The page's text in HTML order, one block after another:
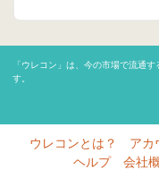
「ウレコン」は、今の市場で流通
す。
ウレコンとは？ アカ
ヘルプ
会社